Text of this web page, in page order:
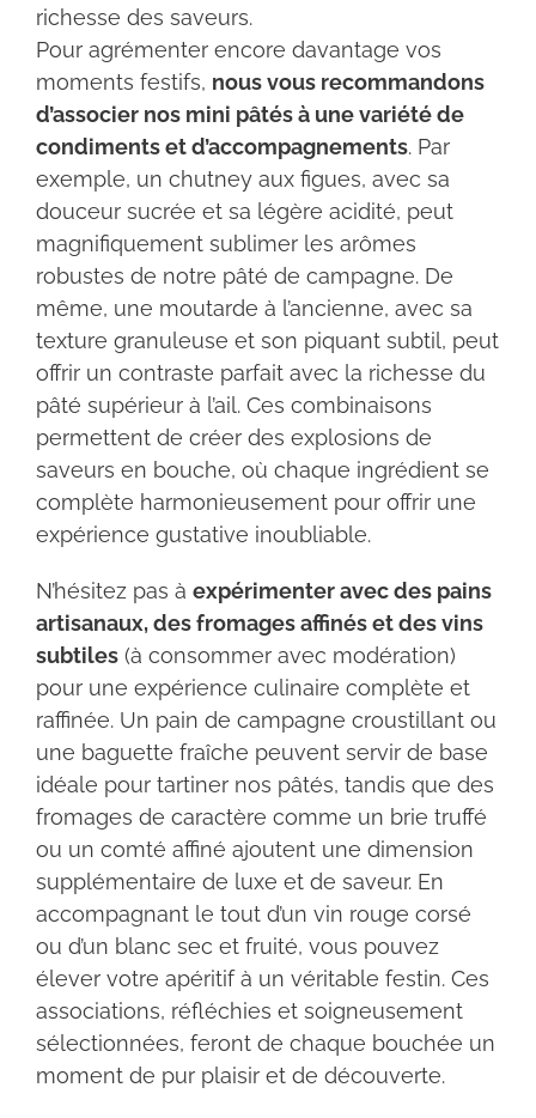
richesse des saveurs.
Pour agrémenter encore davantage vos
moments festifs, nous vous recommandons
d’associer nos mini pâtés à une variété de
condiments et d’accompagnements. Par
exemple, un chutney aux figues, avec sa
douceur sucrée et sa légère acidité, peut
magnifiquement sublimer les arômes
robustes de notre pâté de campagne. De
même, une moutarde à l’ancienne, avec sa
texture granuleuse et son piquant subtil, peut
offrir un contraste parfait avec la richesse du
pâté supérieur à l’ail. Ces combinaisons
permettent de créer des explosions de
saveurs en bouche, où chaque ingrédient se
complète harmonieusement pour offrir une
expérience gustative inoubliable.
N’hésitez pas à expérimenter avec des pains
artisanaux, des fromages affinés et des vins
subtiles (à consommer avec modération)
pour une expérience culinaire complète et
raffinée. Un pain de campagne croustillant ou
une baguette fraîche peuvent servir de base
idéale pour tartiner nos pâtés, tandis que des
fromages de caractère comme un brie truffé
ou un comté affiné ajoutent une dimension
supplémentaire de luxe et de saveur. En
accompagnant le tout d’un vin rouge corsé
ou d’un blanc sec et fruité, vous pouvez
élever votre apéritif à un véritable festin. Ces
associations, réfléchies et soigneusement
sélectionnées, feront de chaque bouchée un
moment de pur plaisir et de découverte.